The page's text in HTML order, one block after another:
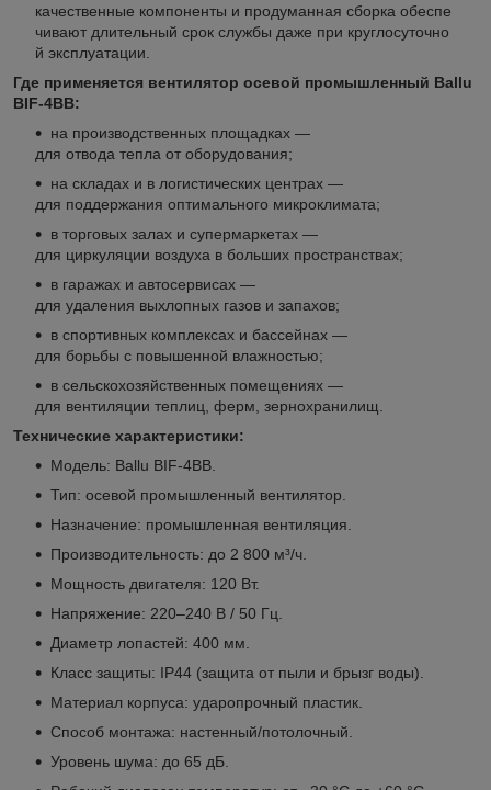
качественные компоненты и продуманная сборка обеспе
чивают длительный срок службы даже при круглосуточно
й эксплуатации.
Где применяется вентилятор осевой промышленный Ballu
BIF‑4BB:
на производственных площадках —
для отвода тепла от оборудования;
на складах и в логистических центрах —
для поддержания оптимального микроклимата;
в торговых залах и супермаркетах —
для циркуляции воздуха в больших пространствах;
в гаражах и автосервисах —
для удаления выхлопных газов и запахов;
в спортивных комплексах и бассейнах —
для борьбы с повышенной влажностью;
в сельскохозяйственных помещениях —
для вентиляции теплиц, ферм, зернохранилищ.
Технические характеристики:
Модель: Ballu BIF‑4BB.
Тип: осевой промышленный вентилятор.
Назначение: промышленная вентиляция.
Производительность: до 2 800 м³/ч.
Мощность двигателя: 120 Вт.
Напряжение: 220–240 В / 50 Гц.
Диаметр лопастей: 400 мм.
Класс защиты: IP44 (защита от пыли и брызг воды).
Материал корпуса: ударопрочный пластик.
Способ монтажа: настенный/потолочный.
Уровень шума: до 65 дБ.